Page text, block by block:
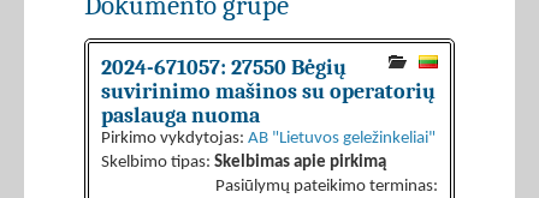
2024-671057: 27550 Bėgių
suvirinimo mašinos su operatorių
paslauga nuoma
Pirkimo vykdytojas: AB "Lietuvos geležinkeliai"
Skelbimo tipas: Skelbimas apie pirkimą
Pasiūlymų pateikimo terminas: